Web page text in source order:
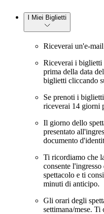
I Miei Biglietti
Riceverai un'e-
Riceverai i biglietti
prima della data
biglietti cliccando
Se prenoti i
riceverai 14 giorni
Il giorno dello
presentato
documento
Ti ricordiamo che
consente
spettacolo e ti
minuti di anticipo.
Gli orari degli
settimana/mese.